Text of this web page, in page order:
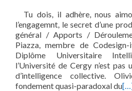
Tu dois, il adhère, nous
l’engagemnt, le secret d’une
général / Apports /
Piazza, membre de
Diplôme Universitaire
l’Université de Cergy n’est pas
d’intelligence collective.
fondement quasi-paradoxal du